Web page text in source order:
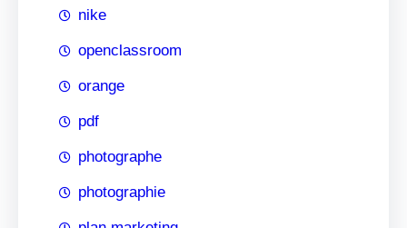
nike
openclassroom
orange
pdf
photographe
photographie